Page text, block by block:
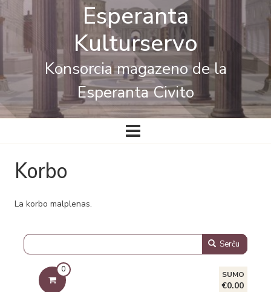
Esperanta
Kulturservo
Konsorcia magazeno de la
Esperanta Civito
Ĉefa
navigado
Korbo
La korbo malplenas.
Serĉu
0
SUMO
€0.00